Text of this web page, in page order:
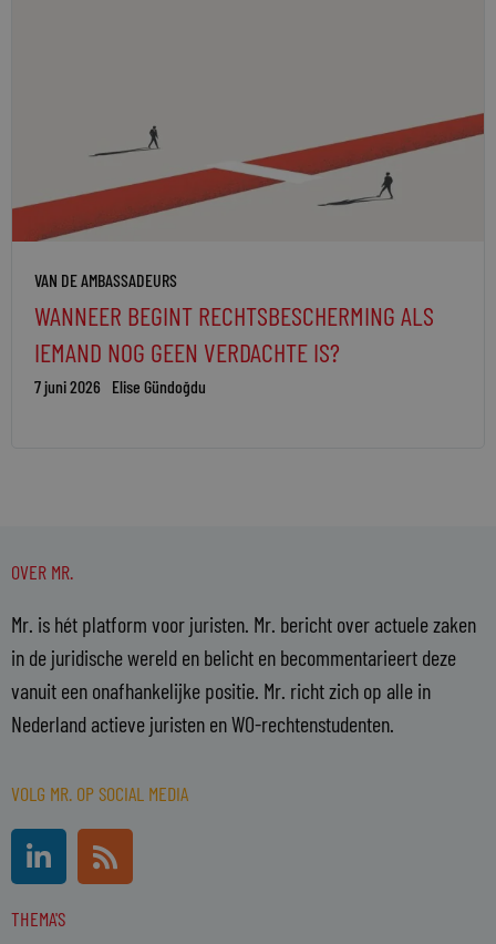
VAN DE AMBASSADEURS
WANNEER BEGINT RECHTSBESCHERMING ALS
IEMAND NOG GEEN VERDACHTE IS?
7 juni 2026 Elise Gündoğdu
OVER MR.
Mr. is hét platform voor juristen. Mr. bericht over actuele zaken
in de juridische wereld en belicht en becommentarieert deze
vanuit een onafhankelijke positie. Mr. richt zich op alle in
Nederland actieve juristen en WO-rechtenstudenten.
VOLG MR. OP SOCIAL MEDIA
L
i
n
k
R
s
s
THEMA'S